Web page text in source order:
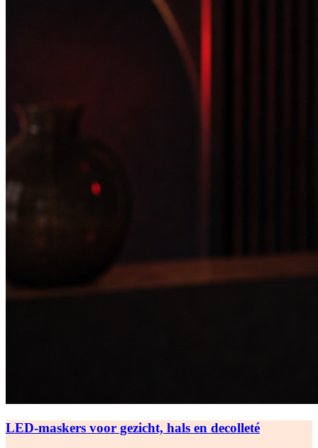
LED-maskers voor gezicht, hals en decolleté